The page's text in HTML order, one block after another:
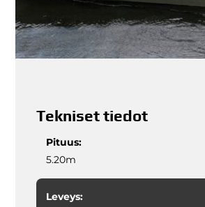
Tekniset tiedot
Pituus:
5.20m
Leveys: